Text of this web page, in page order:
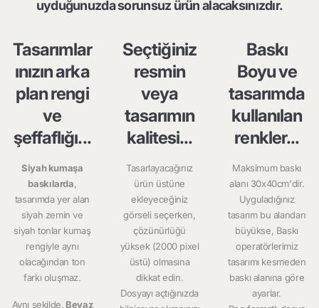
uyduğunuzda sorunsuz ürün alacaksınızdır.
Tasarımlar
ınızın arka
plan rengi
ve
şeffaflığı...
Siyah kumaşa
baskılarda,
tasarımda yer alan
siyah zemin ve
siyah tonlar kumaş
rengiyle aynı
olacağından ton
farkı oluşmaz.
Aynı şekilde, Beyaz
Seçtiğiniz
resmin
veya
tasarımın
kalitesi...
Tasarlayacağınız
ürün üstüne
ekleyeceğiniz
görseli seçerken,
çözünürlüğü
yüksek (2000 pixel
üstü) olmasına
dikkat edin.
Dosyayı açtığınızda
Baskı
Boyu ve
tasarımda
kullanılan
renkler...
Maksimum baskı
alanı 30x40cm'dir.
Uyguladığınız
tasarım bu alandan
büyükse, Baskı
operatörlerimiz
tasarımı kesmeden
baskı alanına göre
ayarlar.